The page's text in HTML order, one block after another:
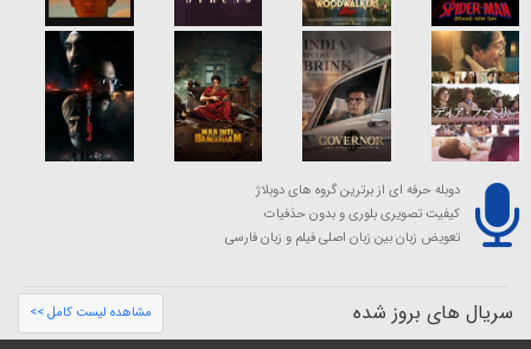
دوبله حرفه ای از برترین گروه های دوبلاژ
کیفیت تصویری بلوری و بدون حذفیات
تعویض زبان بین زبان اصلی فیلم و زبان فارسی
سریال های بروز شده مشاهده لیست کامل >>